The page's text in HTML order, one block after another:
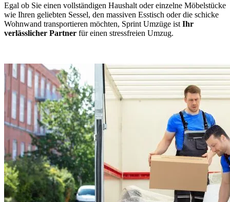
Egal ob Sie einen vollständigen Haushalt oder einzelne Möbelstücke
wie Ihren geliebten Sessel, den massiven Esstisch oder die schicke
Wohnwand transportieren möchten, Sprint Umzüge ist Ihr
verlässlicher Partner für einen stressfreien Umzug.